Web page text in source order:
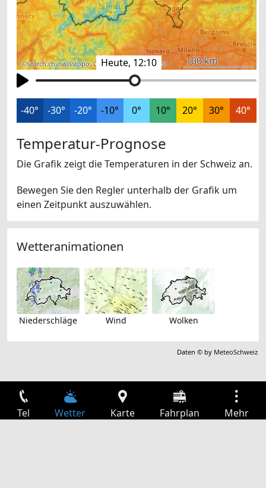
Heute, 12:10
©search.ch,swisstopo,OpenStreetMap,others 100 km
-40° -30° -20° -10° 0° 10° 20° 30° 40°
Temperatur-Prognose
Die Grafik zeigt die Temperaturen in der Schweiz an.
Bewegen Sie den Regler unterhalb der Grafik um
einen Zeitpunkt auszuwählen.
Wetteranimationen
Niederschläge Wind Wolken
Daten © by MeteoSchweiz
Tel Wetter Karte Fahrplan Mehr